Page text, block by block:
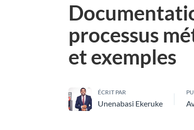
processus
et exemples
ÉCRIT PAR
Unenabasi Ekeruke